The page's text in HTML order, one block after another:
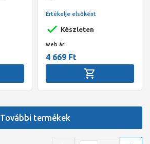
Készleten
Értékelje elsőként
web ár
4 669 Ft
További termékek